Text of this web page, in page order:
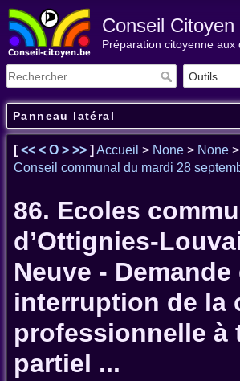
Conseil Citoyen
Préparation citoyenne aux
Panneau latéral
[<< < O > >> ] Accueil > None > None >
Conseil communal du mardi 28
86. Ecoles
d’Ottignies-
Neuve -
interruption de la
professionnelle à
partiel ...